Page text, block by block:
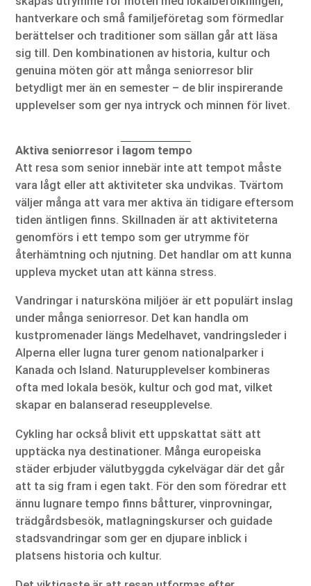
hantverkare och små familjeföretag som förmedlar
berättelser och traditioner som sällan går att läsa
sig till. Den kombinationen av historia, kultur och
genuina möten gör att många seniorresor blir
betydligt mer än en semester – de blir inspirerande
upplevelser som ger nya intryck och minnen för livet.
Aktiva seniorresor i lagom tempo
Att resa som senior innebär inte att tempot måste
vara lågt eller att aktiviteter ska undvikas. Tvärtom
väljer många att vara mer aktiva än tidigare eftersom
tiden äntligen finns. Skillnaden är att aktiviteterna
genomförs i ett tempo som ger utrymme för
återhämtning och njutning. Det handlar om att kunna
uppleva mycket utan att känna stress.
Vandringar i natursköna miljöer är ett populärt inslag
under många seniorresor. Det kan handla om
kustpromenader längs Medelhavet, vandringsleder i
Alperna eller lugna turer genom nationalparker i
Kanada och Island. Naturupplevelser kombineras
ofta med lokala besök, kultur och god mat, vilket
skapar en balanserad reseupplevelse.
Cykling har också blivit ett uppskattat sätt att
upptäcka nya destinationer. Många europeiska
städer erbjuder välutbyggda cykelvägar där det går
att ta sig fram i egen takt. För den som föredrar ett
ännu lugnare tempo finns båtturer, vinprovningar,
trädgårdsbesök, matlagningskurser och guidade
stadsvandringar som ger en djupare inblick i
platsens historia och kultur.